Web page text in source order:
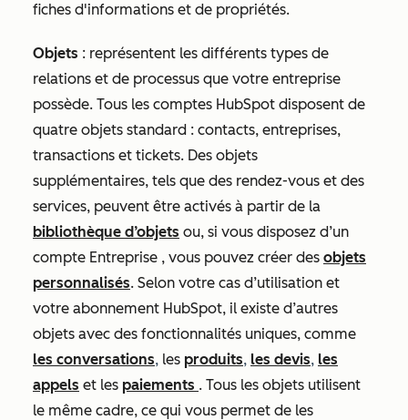
fiches d'informations et de propriétés.
Objets : représentent les différents types de
relations et de processus que votre entreprise
possède. Tous les comptes HubSpot disposent de
quatre objets standard : contacts, entreprises,
transactions et tickets. Des objets
supplémentaires, tels que des rendez-vous et des
services, peuvent être activés à partir de la
bibliothèque d’objets ou, si vous disposez d’un
compte Entreprise , vous pouvez créer des objets
personnalisés. Selon votre cas d’utilisation et
votre abonnement HubSpot, il existe d’autres
objets avec des fonctionnalités uniques, comme
les conversations, les produits, les devis, les
appels et les paiements . Tous les objets utilisent
le même cadre, ce qui vous permet de les